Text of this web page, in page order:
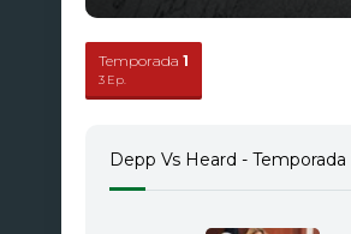
Temporada1
3 Ep.
Depp Vs Heard - Temporada